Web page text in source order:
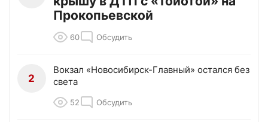
Прокопьевской
60 Обсудить
2
Вокзал «Новосибирск-Главный» остался без
света
52 Обсудить